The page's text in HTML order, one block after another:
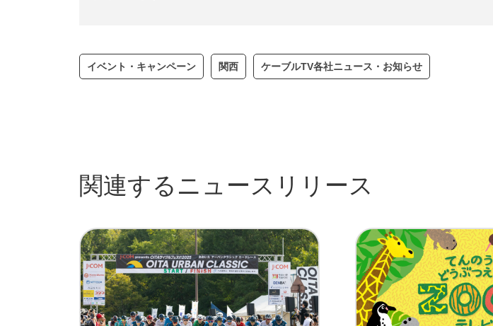
イベント・キャンペーン 関西 ケーブルTV各社ニュース・お知らせ
関連するニュースリリース